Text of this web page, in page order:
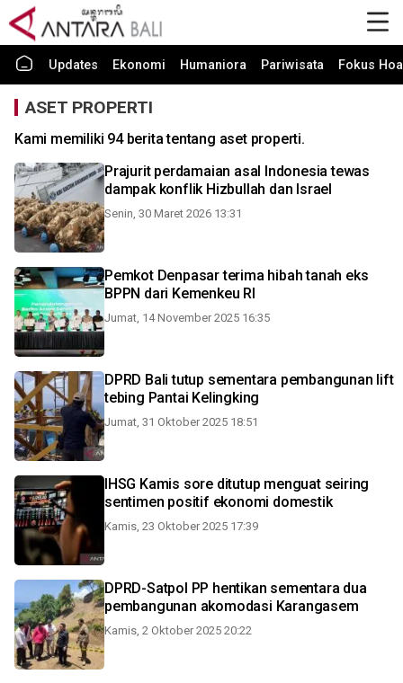
Updates Ekonomi Humaniora Pariwisata Fokus
ASET PROPERTI
Kami memiliki 94 berita tentang aset properti.
Prajurit perdamaian asal Indonesia tewas
dampak konflik Hizbullah dan Israel
Senin, 30 Maret 2026 13:31
Pemkot Denpasar terima hibah tanah eks
BPPN dari Kemenkeu RI
Jumat, 14 November 2025 16:35
DPRD Bali tutup sementara pembangunan lift
tebing Pantai Kelingking
Jumat, 31 Oktober 2025 18:51
IHSG Kamis sore ditutup menguat seiring
sentimen positif ekonomi domestik
Kamis, 23 Oktober 2025 17:39
DPRD-Satpol PP hentikan sementara dua
pembangunan akomodasi Karangasem
Kamis, 2 Oktober 2025 20:22